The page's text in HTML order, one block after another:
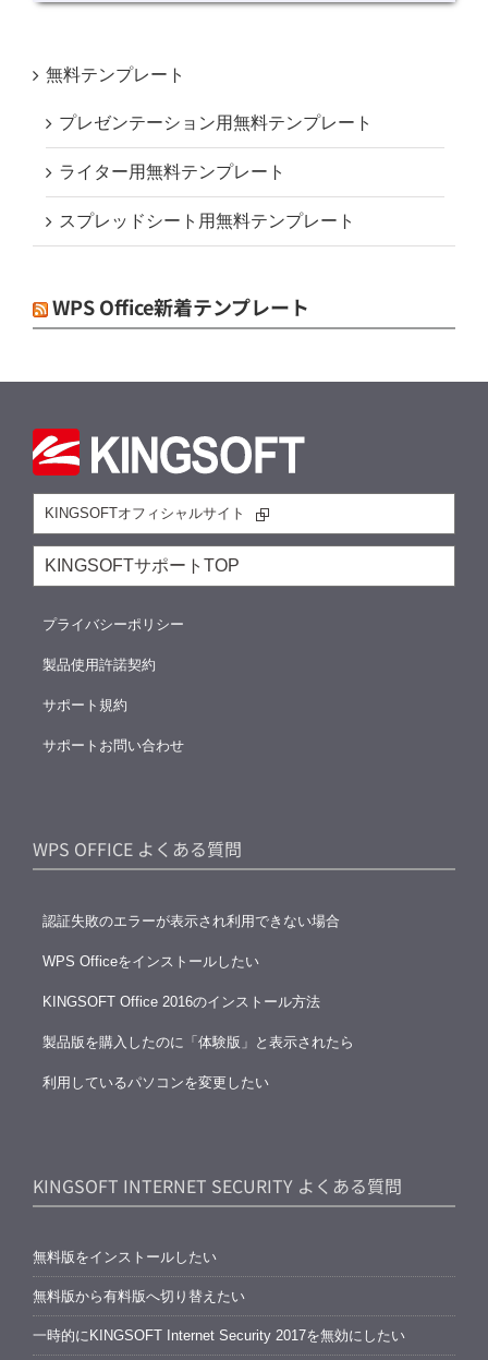
無料テンプレート
プレゼンテーション用無料テンプレート
ライター用無料テンプレート
スプレッドシート用無料テンプレート
WPS Office新着テンプレート
KINGSOFTオフィシャルサイト
KINGSOFTサポートTOP
プライバシーポリシー
製品使用許諾契約
サポート規約
サポートお問い合わせ
WPS OFFICE よくある質問
認証失敗のエラーが表示され利用できない場合
WPS Officeをインストールしたい
KINGSOFT Office 2016のインストール方法
製品版を購入したのに「体験版」と表示されたら
利用しているパソコンを変更したい
KINGSOFT INTERNET SECURITY よくある質問
無料版をインストールしたい
無料版から有料版へ切り替えたい
一時的にKINGSOFT Internet Security 2017を無効にしたい